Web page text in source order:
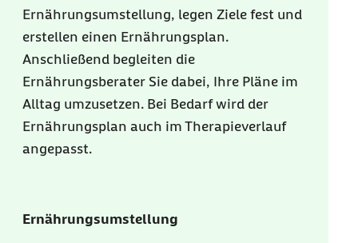
Ernährungsumstellung, legen Ziele fest und
erstellen einen Ernährungsplan.
Anschließend begleiten die
Ernährungsberater Sie dabei, Ihre Pläne im
Alltag umzusetzen. Bei Bedarf wird der
Ernährungsplan auch im Therapieverlauf
angepasst.
Ernährungsumstellung